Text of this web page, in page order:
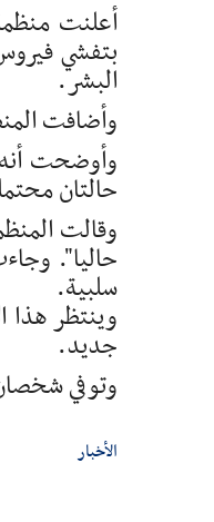
أعلنت
بتفشي
البشر.
وأضافت المنظمة في
حالتان
وقالت
حاليا".
سلبية.
وينتظر هذا
جديد.
وتوفي
الأخبار